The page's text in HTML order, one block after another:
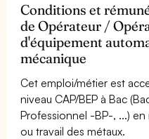
Conditions et
de Opérateur /
d'équipement
mécanique
Cet emploi/métier est
niveau CAP/BEP à Bac
Professionnel -BP-, ...)
ou travail des métaux.